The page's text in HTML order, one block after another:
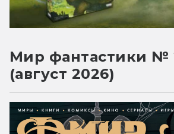
Мир фантастики №
(август 2026)